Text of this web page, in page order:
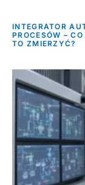
INTEGRATOR
PROCESÓW –
TO ZMIERZYĆ?